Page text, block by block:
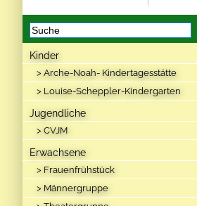
Kinder
> Arche-Noah- Kindertagesstätte
> Louise-Scheppler-Kindergarten
Jugendliche
> CVJM
Erwachsene
> Frauenfrühstück
> Männergruppe